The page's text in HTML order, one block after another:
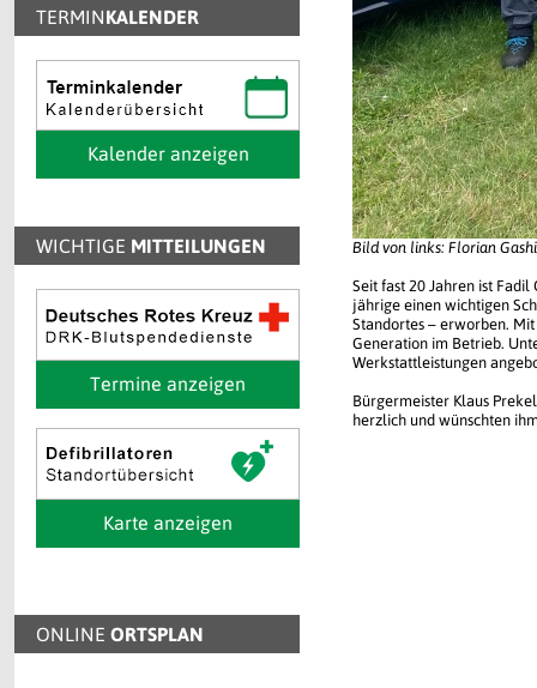
TERMINKALENDER
Kalender anzeigen
WICHTIGE MITTEILUNGEN
Termine anzeigen
Karte anzeigen
ONLINE ORTSPLAN
Bild von links: Florian
Seit fast 20 Jahren ist
jährige einen wichtigen
Standortes – erworben.
Generation im Betrieb.
Werkstattleistungen
Bürgermeister Klaus
herzlich und wünschten